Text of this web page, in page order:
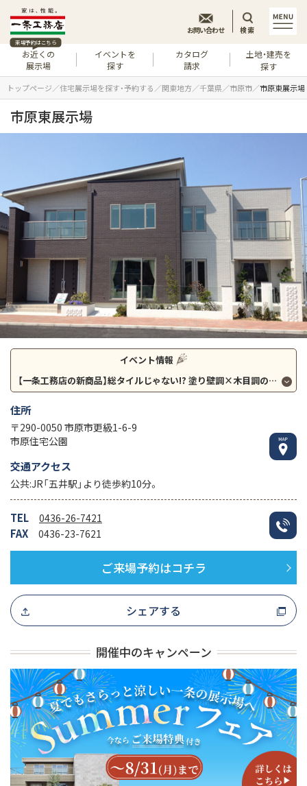
来場予約はこちら
お近くの
展示場
イベントを
探す
カタログ
請求
土地・建売を
探す
お問い合わせ 検索
トップページ 住宅展示場を探す・予約する 関東地方 千葉県 市原市 市原東展示場
市原東展示場
住所
〒290-0050 市原市更級1-6-9
市原住宅公園
交通アクセス
公共:JR「五井駅」より徒歩約10分。
TEL 0436-26-7421
FAX 0436-23-7621
ご来場予約はコチラ
シェアする
イベント情報
【一条工務店の新商品】総タイルじゃない!? 塗り壁調×木目調の優しい外観が新しい北欧スタイルの家「Naturia（ナチュリア）」
開催中のキャンペーン